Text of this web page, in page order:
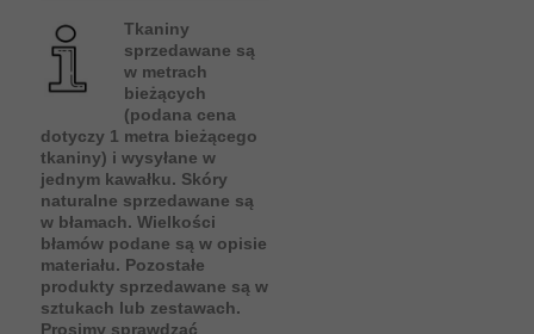
Tkaniny
sprzedawane są
w metrach
bieżących
(podana cena
dotyczy 1 metra bieżącego
tkaniny) i wysyłane w
jednym kawałku. Skóry
naturalne sprzedawane są
w błamach. Wielkości
błamów podane są w opisie
materiału. Pozostałe
produkty sprzedawane są w
sztukach lub zestawach.
Prosimy sprawdzać